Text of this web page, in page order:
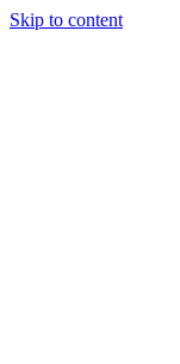
Skip to content